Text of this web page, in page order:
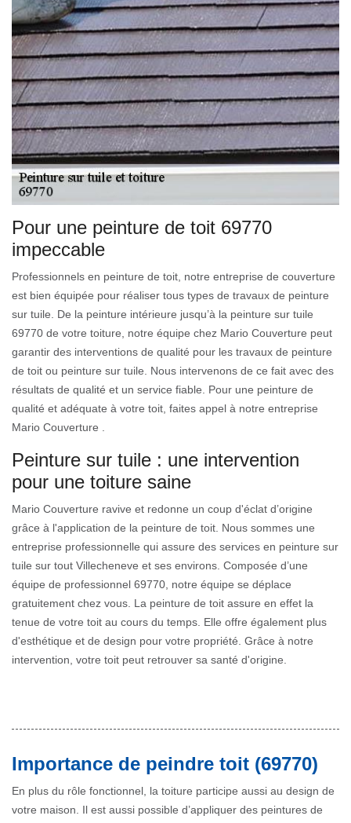
Pour une peinture de toit 69770
impeccable
Professionnels en peinture de toit, notre entreprise de couverture
est bien équipée pour réaliser tous types de travaux de peinture
sur tuile. De la peinture intérieure jusqu’à la peinture sur tuile
69770 de votre toiture, notre équipe chez Mario Couverture peut
garantir des interventions de qualité pour les travaux de peinture
de toit ou peinture sur tuile. Nous intervenons de ce fait avec des
résultats de qualité et un service fiable. Pour une peinture de
qualité et adéquate à votre toit, faites appel à notre entreprise
Mario Couverture .
Peinture sur tuile : une intervention
pour une toiture saine
Mario Couverture ravive et redonne un coup d'éclat d’origine
grâce à l'application de la peinture de toit. Nous sommes une
entreprise professionnelle qui assure des services en peinture sur
tuile sur tout Villecheneve et ses environs. Composée d’une
équipe de professionnel 69770, notre équipe se déplace
gratuitement chez vous. La peinture de toit assure en effet la
tenue de votre toit au cours du temps. Elle offre également plus
d'esthétique et de design pour votre propriété. Grâce à notre
intervention, votre toit peut retrouver sa santé d'origine.
Importance de peindre toit (69770)
En plus du rôle fonctionnel, la toiture participe aussi au design de
votre maison. Il est aussi possible d’appliquer des peintures de